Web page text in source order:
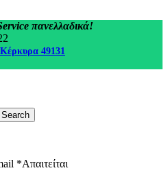
πανελλαδικά!
49131
Search
*Απαιτείται